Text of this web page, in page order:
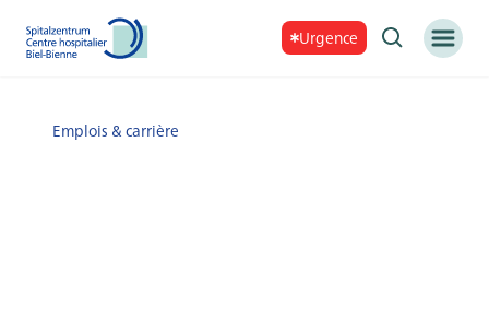
Urgence
Emplois & carrière